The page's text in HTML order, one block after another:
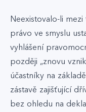
Neexistovalo-li
právo ve smyslu
vyhlášení
později „znovu
účastníky na
zástavě zajišťující
bez ohledu na